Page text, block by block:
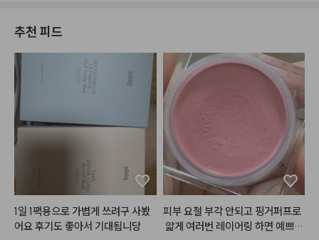
추천 피드
1일 1팩용으로 가볍게 쓰려구 사봤
어요 후기도 좋아서 기대됩니당
피부 요철 부각 안되고 핑거퍼프로
얇게 여러번 레이어링 하면 예쁘게